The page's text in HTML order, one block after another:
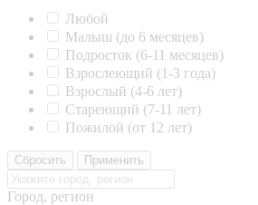
Любой
Малыш (до 6 месяцев)
Подросток (6-11 месяцев)
Взрослеющий (1-3 года)
Взрослый (4-6 лет)
Стареющий (7-11 лет)
Пожилой (от 12 лет)
Сбросить Применить
Город, регион